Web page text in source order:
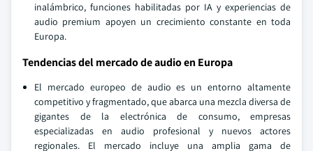
inalámbrico, funciones habilitadas por IA y experiencias de
audio premium apoyen un crecimiento constante en toda
Europa.
Tendencias del mercado de audio en Europa
El mercado europeo de audio es un entorno altamente
competitivo y fragmentado, que abarca una mezcla diversa de
gigantes de la electrónica de consumo, empresas
especializadas en audio profesional y nuevos actores
regionales. El mercado incluye una amplia gama de